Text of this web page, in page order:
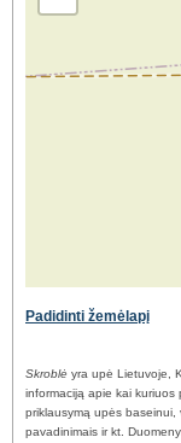
Padidinti žemėlapį
Skroblė yra upė Lietuvoje,
informaciją apie kai kuriuos
priklausymą upės
pavadinimais ir kt.